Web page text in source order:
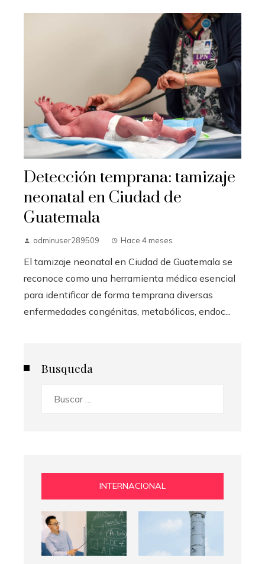
Detección temprana: tamizaje
neonatal en Ciudad de
Guatemala
adminuser289509 Hace 4 meses
El tamizaje neonatal en Ciudad de Guatemala se
reconoce como una herramienta médica esencial
para identificar de forma temprana diversas
enfermedades congénitas, metabólicas, endoc...
Busqueda
INTERNACIONAL